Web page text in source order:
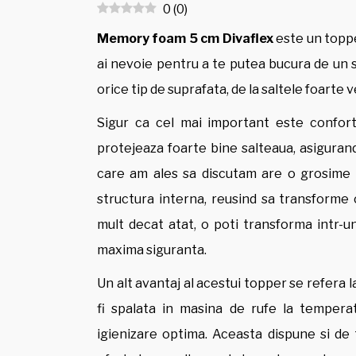
0 (0)
Memory foam 5 cm Divaflexeste un
ai nevoie pentru a te putea bucura de
orice tip de suprafata, de la saltele foarte
Sigur ca cel mai important este
protejeaza foarte bine salteaua,
care am ales sa discutam are o
structura interna, reusind sa
mult decat atat, o poti transforma intr-
maxima siguranta.
Un alt avantaj al acestui topper se refera
fi spalata in masina de rufe la
igienizare optima. Aceasta dispune si